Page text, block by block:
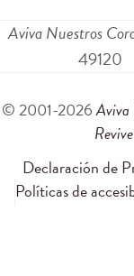
Aviva Nuestros
49120
© 2001-2026Aviva
Declaración de
Políticas de